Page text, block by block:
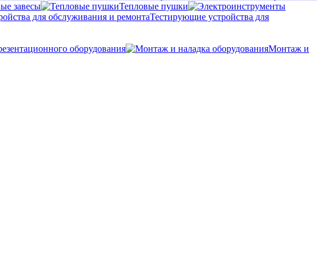
завесы
Тепловые пушки
Тестирующие устройства для
оборудования
Монтаж и